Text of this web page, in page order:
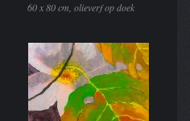
60 x 80 cm, olieverf op doek